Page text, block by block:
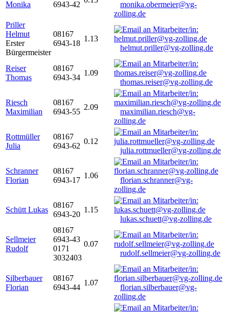
Monika
6943-42
monika.obermeier@vg-
zolling.de
Priller
Helmut
Erster
Bürgermeister
08167
6943-18
1.13
helmut.priller@vg-zolling.de
Reiser
Thomas
08167
6943-34
1.09
thomas.reiser@vg-zolling.de
Riesch
Maximilian
08167
6943-55
2.09
maximilian.riesch@vg-
zolling.de
Rottmüller
Julia
08167
6943-62
0.12
julia.rottmueller@vg-zolling.de
Schranner
Florian
08167
6943-17
1.06
florian.schranner@vg-
zolling.de
Schütt Lukas
08167
6943-20
1.15
lukas.schuett@vg-zolling.de
Sellmeier
Rudolf
08167
6943-43
0171
3032403
0.07
rudolf.sellmeier@vg-zolling.de
Silberbauer
Florian
08167
6943-44
1.07
florian.silberbauer@vg-
zolling.de